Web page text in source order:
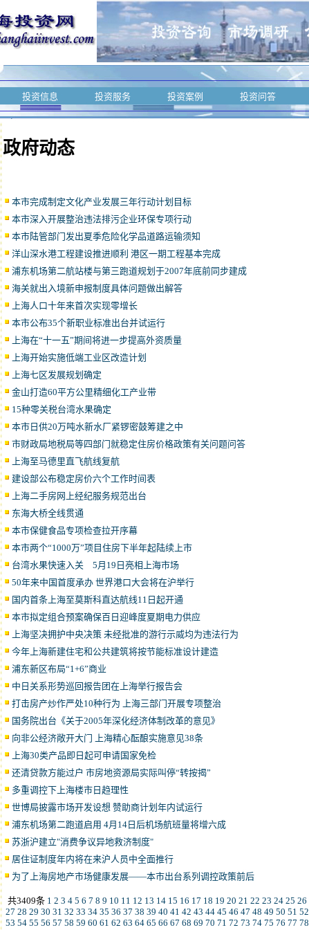
投资信息 投资服务 投资案例 投资问答
政府动态
本市完成制定文化产业发展三年行动计划目标
本市深入开展整治违法排污企业环保专项行动
本市陆管部门发出夏季危险化学品道路运输须知
洋山深水港工程建设推进顺利 港区一期工程基本完成
浦东机场第二航站楼与第三跑道规划于2007年底前同步建成
海关就出入境新申报制度具体问题做出解答
上海人口十年来首次实现零增长
本市公布35个新职业标准出台并试运行
上海在“十一五”期间将进一步提高外资质量
上海开始实施低端工业区改造计划
上海七区发展规划确定
金山打造60平方公里精细化工产业带
15种零关税台湾水果确定
本市日供20万吨水新水厂紧锣密鼓筹建之中
市财政局地税局等四部门就稳定住房价格政策有关问题问答
上海至马德里直飞航线复航
建设部公布稳定房价六个工作时间表
上海二手房网上经纪服务规范出台
东海大桥全线贯通
本市保健食品专项检查拉开序幕
本市两个“1000万”项目住房下半年起陆续上市
台湾水果快速入关 5月19日亮相上海市场
50年来中国首度承办 世界港口大会将在沪举行
国内首条上海至莫斯科直达航线11日起开通
本市拟定组合预案确保百日迎峰度夏期电力供应
上海坚决拥护中央决策 未经批准的游行示威均为违法行为
今年上海新建住宅和公共建筑将按节能标准设计建造
浦东新区布局“1+6”商业
中日关系形势巡回报告团在上海举行报告会
打击房产炒作严处10种行为 上海三部门开展专项整治
国务院出台《关于2005年深化经济体制改革的意见》
向非公经济敞开大门 上海精心酝酿实施意见38条
上海30类产品即日起可申请国家免检
还清贷款方能过户 市房地资源局实际叫停“转按揭”
多重调控下上海楼市日趋理性
世博局披露市场开发设想 赞助商计划年内试运行
浦东机场第二跑道启用 4月14日后机场航班量将增六成
苏浙沪建立"消费争议异地救济制度"
居住证制度年内将在来沪人员中全面推行
为了上海房地产市场健康发展——本市出台系列调控政策前后
共3409条 1 2 3 4 5 6 7 8 9 10 11 12 13 14 15 16 17 18 19 20 21 22 23 24 25 26
27 28 29 30 31 32 33 34 35 36 37 38 39 40 41 42 43 44 45 46 47 48 49 50 51 52
53 54 55 56 57 58 59 60 61 62 63 64 65 66 67 68 69 70 71 72 73 74 75 76 77 78